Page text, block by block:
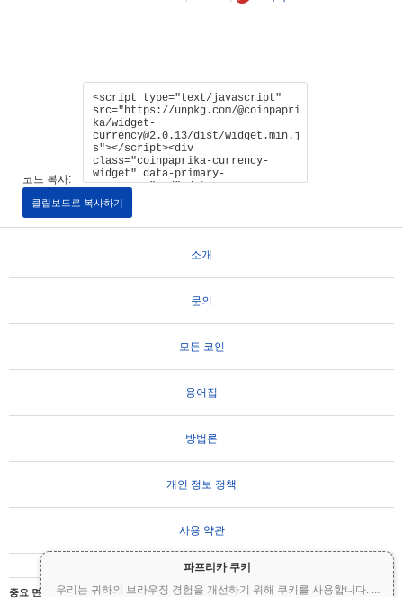
파프리카 쿠키
우리는 귀하의 브라우징 경험을 개선하기 위해 쿠키를 사용합니다. ...
코드 복사:
클립보드로 복사하기
소개
문의
모든 코인
용어집
방법론
개인 정보 정책
사용 약관
중요 면책 조항: 암호화폐는 변동성이 매우 높으며 상당한 위험을 수반합니다. 투자금의